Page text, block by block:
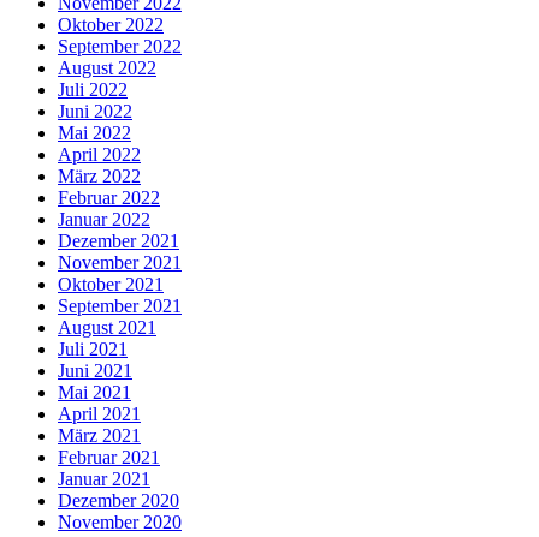
Oktober 2022
September 2022
August 2022
Juli 2022
Juni 2022
Mai 2022
April 2022
März 2022
Februar 2022
Januar 2022
Dezember 2021
November 2021
Oktober 2021
September 2021
August 2021
Juli 2021
Juni 2021
Mai 2021
April 2021
März 2021
Februar 2021
Januar 2021
Dezember 2020
November 2020